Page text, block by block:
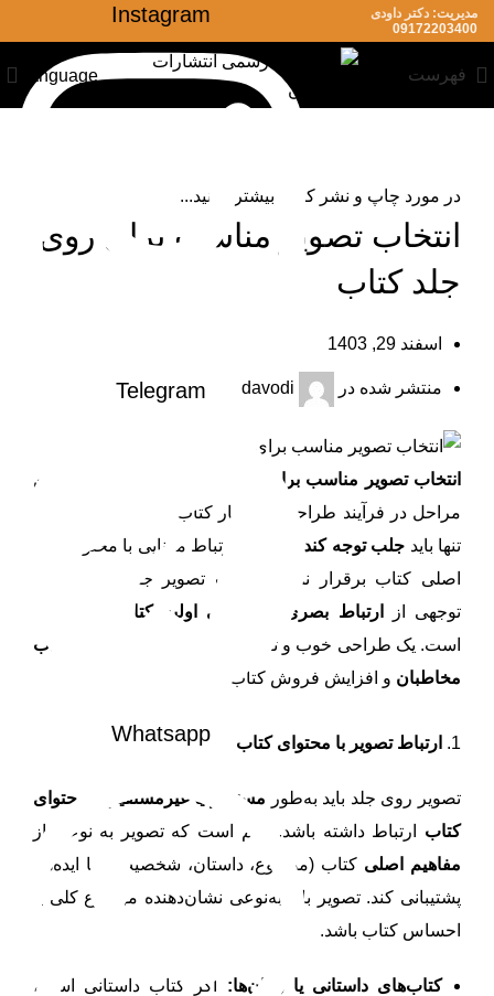
مدیریت: دکتر داودی
09172203400
Instagram
Telegram
Whatsapp
فهرست Language
در مورد چاپ و نشر کتاب بیشتر بدانید...
انتخاب تصویر مناسب برای روی
جلد کتاب
اسفند 29, 1403
منتشر شده در davodi
انتخاب تصویر مناسب برای روی جلد کتاب
یکی از مهم‌ترین
مراحل در فرآیند طراحی و انتشار کتاب است. این تصویر نه
تنها باید جلب توجه کند بلکه باید ارتباط معنایی با محتوا و پیام
اصلی کتاب برقرار نماید. انتخاب تصویر جلد، بخش قابل
توجهی از
ارتباط بصری و معرفی اولیه کتاب
است. یک طراحی خوب و تصویر مناسب می‌تواند باعث
جذب
مخاطبان و افزایش فروش کتاب شود.
1. ارتباط تصویر با محتوای کتاب
تصویر روی جلد باید به‌طور مستقیم یا غیرمستقیم با محتوای
کتاب ارتباط داشته باشد. مهم است که تصویر به نوعی از
مفاهیم اصلی کتاب (موضوع، داستان، شخصیت‌ها یا ایده‌ها)
پشتیبانی کند. تصویر باید به‌نوعی نشان‌دهنده موضوع کلی یا
احساس کتاب باشد.
کتاب‌های داستانی یا رمان‌ها: اگر کتاب داستانی است،